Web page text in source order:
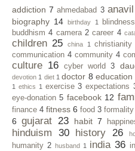
addiction 7 ahmedabad 3 anavil
biography 14 birthday 1 blindness
buddhism 4 camera 2 career 4
children 25 china 1 christianity
communication 4 community 4
culture 16 cyber world 3
devotion 1 diet 1 doctor 8 education
1 ethics 1 exercise 3 expectations
eye-donation 5 facebook 12
finance 4 fitness 6 food 3 formality
6 gujarat 23 habit 7
hinduism 30 history 26
humanity 2 husband 1 india 36